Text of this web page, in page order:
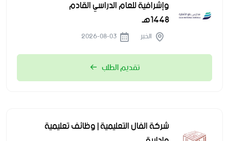
وإشرافية للعام الدراسي القادم
1448هـ
الخبر
تقديم الطلب
شركة الفال التعليمية | وظائف تعليمية